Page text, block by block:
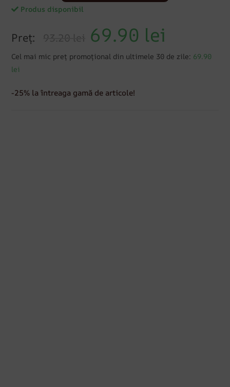
Produs disponibil
Preț: 93.20 lei 69.90 lei
Cel mai mic preț promoțional din ultimele 30 de zile: 69.90
lei
-25% la întreaga gamă de articole!